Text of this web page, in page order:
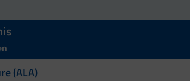
(ALA)